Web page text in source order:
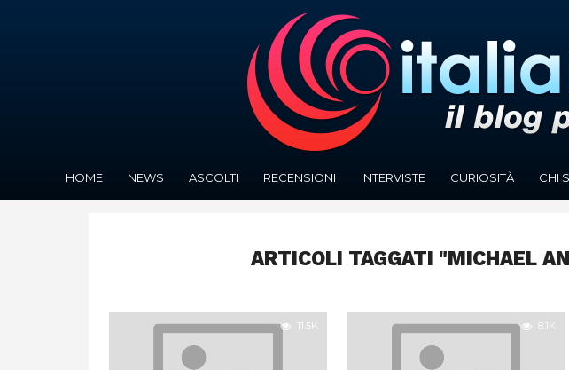
HOME NEWS ASCOLTI RECENSIONI INTERVISTE CURIOSITÀ CHI
ARTICOLI TAGGATI "MICHAEL
11.5K 8.1K